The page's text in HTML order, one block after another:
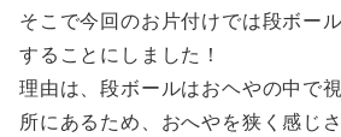
そこで今回のお片付けでは段ボー
することにしました！
理由は、段ボールはおヘやの中で
所にあるため、おへやを狭く感じ